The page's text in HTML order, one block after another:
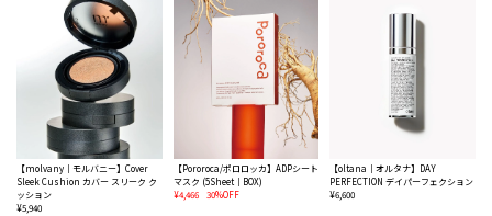
【molvany｜モルバニー】Cover
Sleek Cushion カバー スリーク ク
ッション
¥5,940
【Pororoca/ポロロッカ】ADPシート
マスク (5Sheet｜BOX)
¥4,466
30%OFF
【oltana｜オルタナ】DAY
PERFECTION デイパーフェクション
¥6,600